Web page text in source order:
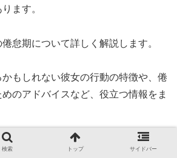
ます。
怠期について詳しく解説します。
もしれない彼女の行動の特徴や、倦
のアドバイスなど、役立つ情報をま
生活がスムーズに進むよう、ぜひ参考
検索 トップ サイドバー